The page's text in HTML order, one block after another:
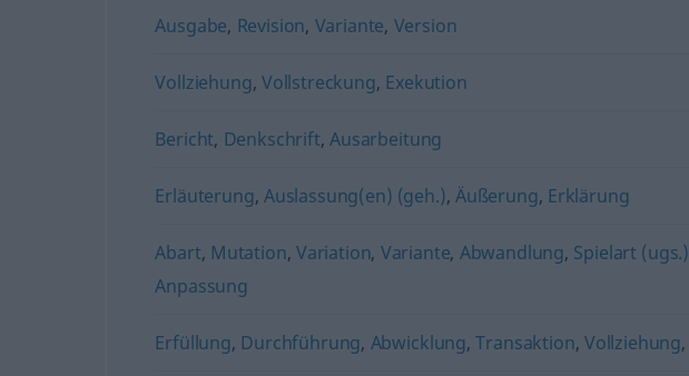
Ausgabe, Revision, Variante, Version
Vollziehung, Vollstreckung, Exekution
Bericht, Denkschrift,Ausarbeitung
Erläuterung, Auslassung(en) (geh.), Äußerung, Erklärung
Abart, Mutation, Variation, Variante, Abwandlung, Spielart (ugs.)
Anpassung
Erfüllung, Durchführung, Abwicklung,Transaktion, Vollziehung,